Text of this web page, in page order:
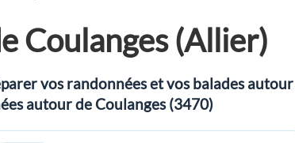
Coulanges (Allier)
vos randonnées et vos balades
autour de Coulanges (3470)